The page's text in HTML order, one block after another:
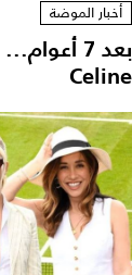
أخبار الموضة